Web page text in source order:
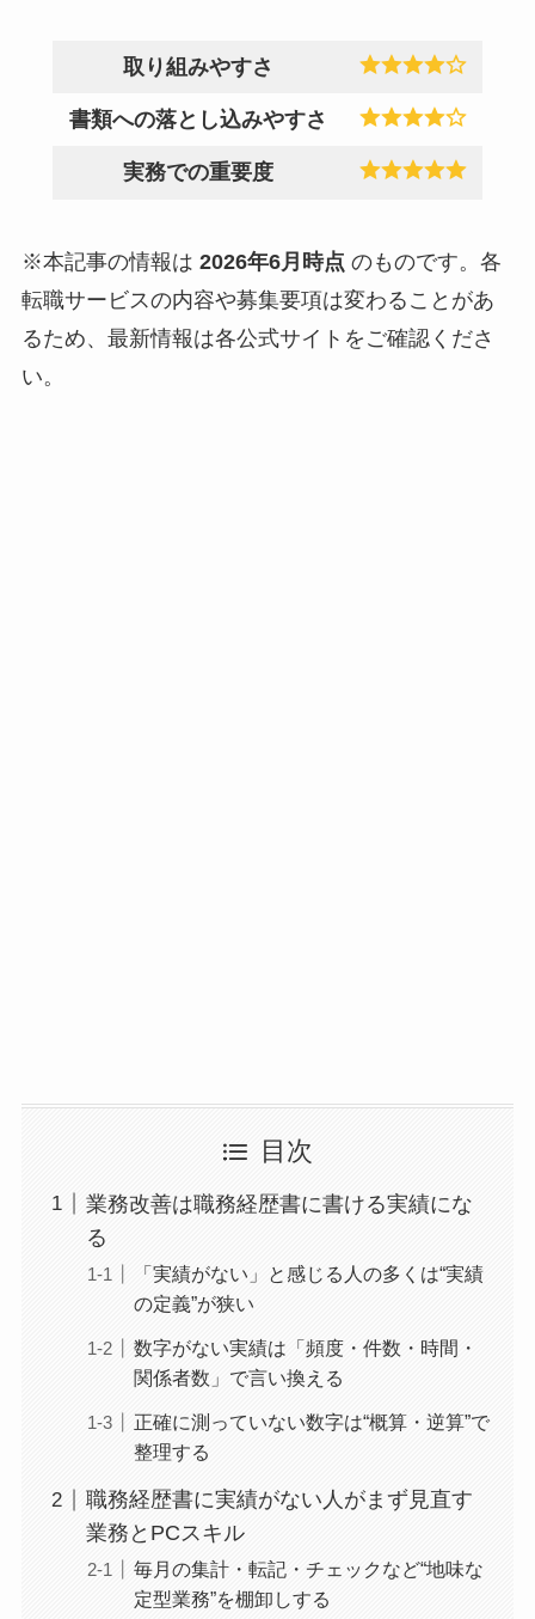
取り組みやすさ
書類への落とし込みやすさ
実務での重要度
※本記事の情報は 2026年6月時点 のものです。各
転職サービスの内容や募集要項は変わることがあ
るため、最新情報は各公式サイトをご確認くださ
い。
目次
業務改善は職務経歴書に書ける実績にな
る
「実績がない」と感じる人の多くは“実績
の定義”が狭い
数字がない実績は「頻度・件数・時間・
関係者数」で言い換える
正確に測っていない数字は“概算・逆算”で
整理する
職務経歴書に実績がない人がまず見直す
業務とPCスキル
毎月の集計・転記・チェックなど“地味な
定型業務”を棚卸しする